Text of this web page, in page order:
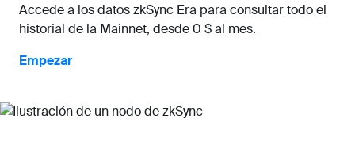
Accede a los datos zkSync Era para consultar todo el
historial de la Mainnet, desde 0 $ al mes.
Empezar